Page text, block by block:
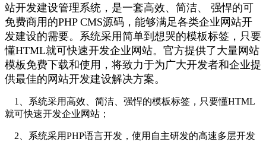
站开发建设管理系统，是一套高效、简洁、 强悍的可
免费商用的PHP CMS源码，能够满足各类企业网站开
发建设的需要。系统采用简单到想哭的模板标签，只要
懂HTML就可快速开发企业网站。官方提供了大量网站
模板免费下载和使用，将致力于为广大开发者和企业提
供最佳的网站开发建设解决方案。
1、系统采用高效、简洁、强悍的模板标签，只要懂HTML
就可快速开发企业网站；
2、系统采用PHP语言开发，使用自主研发的高速多层开发